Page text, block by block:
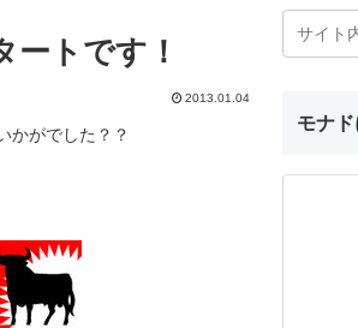
ートです！
2013.01.04
かがでした？？
モナ